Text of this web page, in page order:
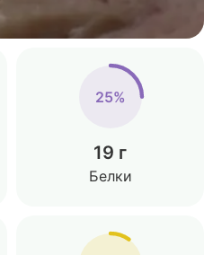
25%
19 г
Белки